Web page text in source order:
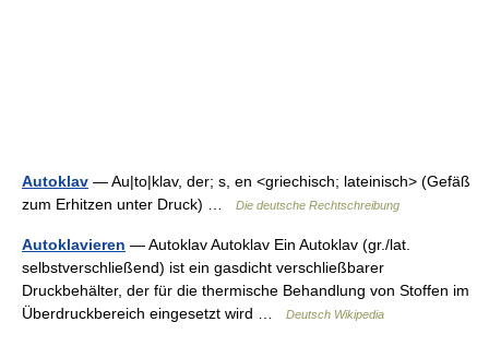
Autoklav — Au|to|klav, der; s, en <griechisch; lateinisch> (Gefäß
zum Erhitzen unter Druck) …
Die deutsche Rechtschreibung
Autoklavieren — Autoklav Autoklav Ein Autoklav (gr./lat.
selbstverschließend) ist ein gasdicht verschließbarer
Druckbehälter, der für die thermische Behandlung von Stoffen im
Überdruckbereich eingesetzt wird …
Deutsch Wikipedia